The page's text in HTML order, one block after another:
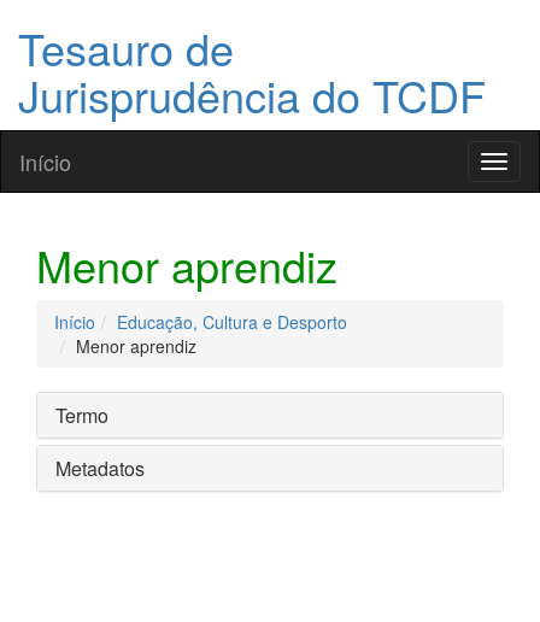
Tesauro de
Jurisprudência do TCDF
Início
Menor aprendiz
Início
Educação, Cultura e Desporto
Menor aprendiz
Termo
Metadatos